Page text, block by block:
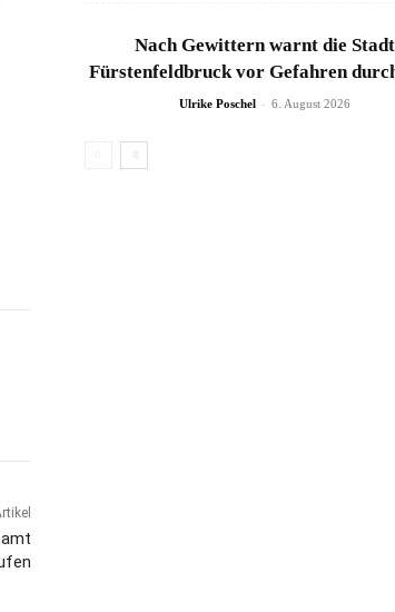
Nach Gewittern warnt die Stadt
Fürstenfeldbruck vor Gefahren
Ulrike Poschel - 6. August 2026